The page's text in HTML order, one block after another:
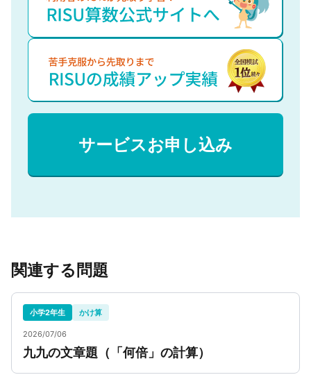
サービスお申し込み
関連する問題
小学2年生 かけ算
2026/07/06
九九の文章題（「何倍」の計算）